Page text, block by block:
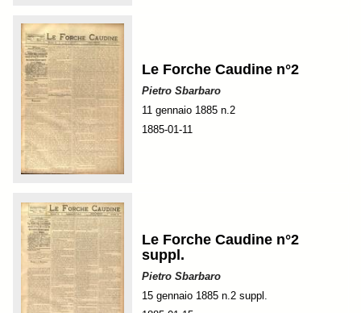
Le Forche Caudine n°2
Pietro Sbarbaro
11 gennaio 1885 n.2
1885-01-11
Le Forche Caudine n°2
suppl.
Pietro Sbarbaro
15 gennaio 1885 n.2 suppl.